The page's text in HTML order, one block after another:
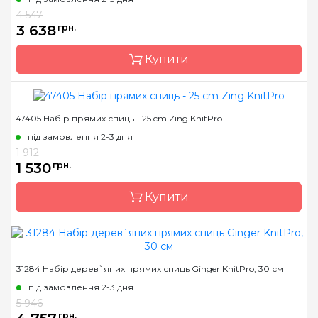
Тип спиць
Матеріал
Довжина
20 см, 35 см, 40 см
4 547
3 638 грн.
Купити
Бренд
Країна виробник
Тип спиць
Матеріал
Дерево
Довжина
25 см
47405 Набір прямих спиць - 25 cm Zing KnitPro
під замовлення 2-3 дня
1 912
1 530 грн.
Купити
Тип спиць
31284 Набір дерев`яних прямих спиць Ginger KnitPro, 30 см
під замовлення 2-3 дня
5 946
грн.